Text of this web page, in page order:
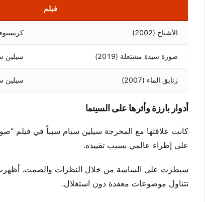
فيلم
الأشباح (2002)
صورة سيدة مشتعلة (2019) سيلين
زنابق الماء (2007) سيلين
أدوار بارزة وأثرها على السينما
كانت علاقتها مع المخرجة سيلين سيام سبباً في فيلم
على إطراء عالمي بسبب تقييده.
سيطرت على الشاشة من خلال النظرات والصمت. أظهرت
تتناول موضوعات معقدة دون استغلال.